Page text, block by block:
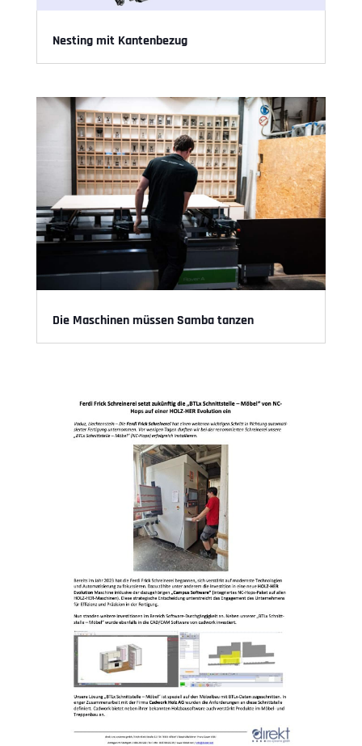
Nesting mit Kantenbezug
Die Maschinen müssen Samba tanzen